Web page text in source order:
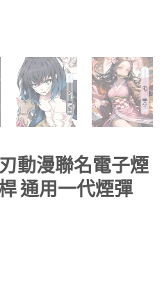
動漫聯名電子煙
通用一代煙彈